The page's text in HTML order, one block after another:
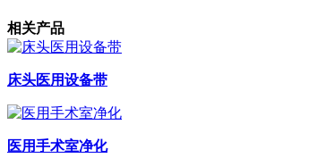
相关产品
床头医用设备带
医用手术室净化